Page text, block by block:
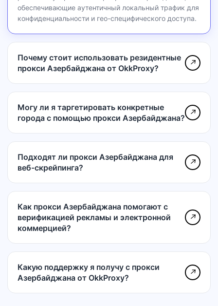
обеспечивающие аутентичный локальный трафик для
конфиденциальности и гео-специфического доступа.
Почему стоит использовать резидентные
прокси Азербайджана от OkkProxy?
↗
Могу ли я таргетировать конкретные
города с помощью прокси Азербайджана?
↗
Подходят ли прокси Азербайджана для
веб-скрейпинга?
↗
Как прокси Азербайджана помогают с
верификацией рекламы и электронной
коммерцией?
↗
Какую поддержку я получу с прокси
Азербайджана от OkkProxy?
↗